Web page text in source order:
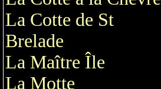
La Cotte de St
Brelade
La Maître Île
La Motte